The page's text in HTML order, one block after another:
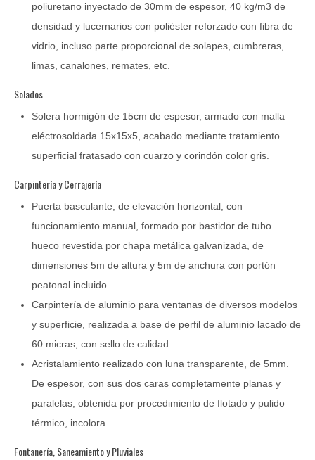
poliuretano inyectado de 30mm de espesor, 40 kg/m3 de
densidad y lucernarios con poliéster reforzado con fibra de
vidrio, incluso parte proporcional de solapes, cumbreras,
limas, canalones, remates, etc.
Solados
Solera hormigón de 15cm de espesor, armado con malla
eléctrosoldada 15x15x5, acabado mediante tratamiento
superficial fratasado con cuarzo y corindón color gris.
Carpintería y Cerrajería
Puerta basculante, de elevación horizontal, con
funcionamiento manual, formado por bastidor de tubo
hueco revestida por chapa metálica galvanizada, de
dimensiones 5m de altura y 5m de anchura con portón
peatonal incluido.
Carpintería de aluminio para ventanas de diversos modelos
y superficie, realizada a base de perfil de aluminio lacado de
60 micras, con sello de calidad.
Acristalamiento realizado con luna transparente, de 5mm.
De espesor, con sus dos caras completamente planas y
paralelas, obtenida por procedimiento de flotado y pulido
térmico, incolora.
Fontanería, Saneamiento y Pluviales